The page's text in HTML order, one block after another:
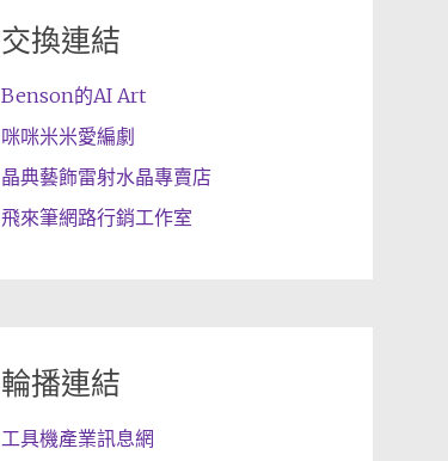
交換連結
Benson的AI Art
咪咪米米愛編劇
晶典藝飾雷射水晶專賣店
飛來筆網路行銷工作室
輪播連結
工具機產業訊息網